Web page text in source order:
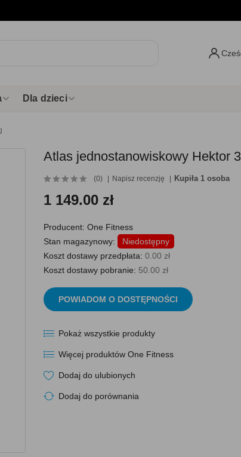
Dla dzieci
Atlas jednostanowiskowy Hektor
(0) Napisz recenzję Kupiła 1 osoba
1 149.00 zł
Producent: One Fitness
Stan magazynowy:
Niedostępny
Koszt dostawy przedpłata: 0.00 zł
Koszt dostawy pobranie: 50.00 zł
POWIADOM O DOSTĘPNOŚCI
Pokaż wszystkie produkty
Więcej produktów One Fitness
Dodaj do ulubionych
Dodaj do porównania